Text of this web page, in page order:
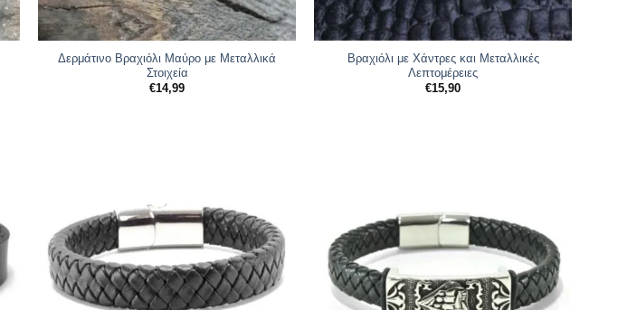
Δερμάτινο Βραχιόλι Μαύρο με Μεταλλικά
Στοιχεία
€14,99
Βραχιόλι με Χάντρες και Μεταλλικές
Λεπτομέρειες
€15,90